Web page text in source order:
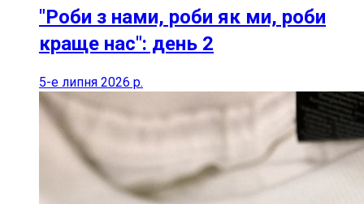
"Роби з нами, роби як ми, роби
краще нас": день 2
5-е липня 2026 р.